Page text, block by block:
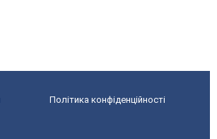
Політика конфіденційності